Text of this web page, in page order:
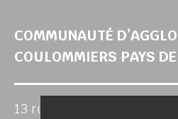
COMMUNAUTÉ
COULOMMIERS PAYS
13 rue du Général de Gaulle